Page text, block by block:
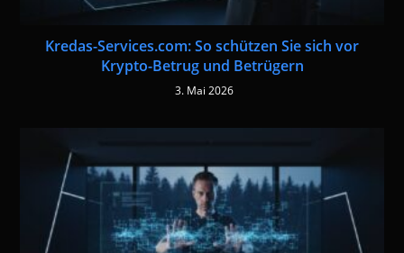
Kredas-Services.com: So schützen Sie sich vor
Krypto-Betrug und Betrügern
3. Mai 2026